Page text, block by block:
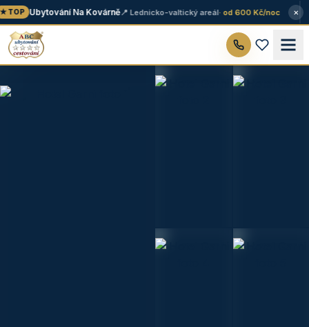
TOP Ubytování Na Kovárně📍 Lednicko-valtický areál· od 600 Kč/noc ×